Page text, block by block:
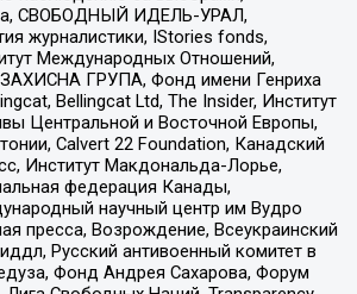
СВОБОДНЫЙ ИДЕЛЬ-УРАЛ,
журналистики, IStories fonds,
Международных Отношений,
ГРУПА, Фонд имени Генриха
Bellingcat Ltd, The Insider, Институт
Центральной и Восточной Европы,
Calvert 22 Foundation, Канадский
Институт Макдональда-Лорье,
федерация Канады,
научный центр им Вудро
пресса, Возрождение, Всеукраинский
Русский антивоенный комитет в
Фонд Андрея Сахарова, Форум